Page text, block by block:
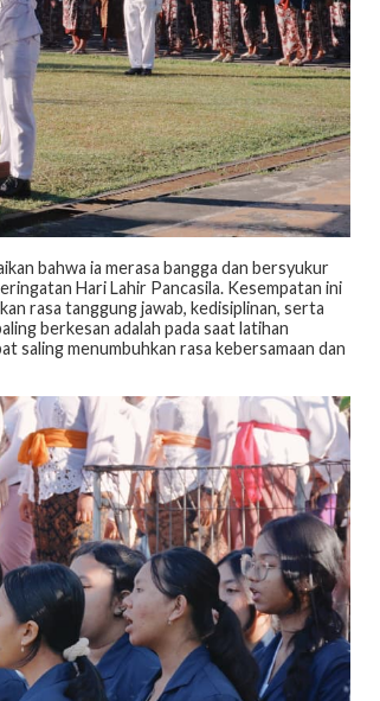
bahwa ia merasa bangga dan bersyukur
Hari Lahir Pancasila. Kesempatan ini
rasa tanggung jawab, kedisiplinan, serta
berkesan adalah pada saat latihan
saling menumbuhkan rasa kebersamaan dan